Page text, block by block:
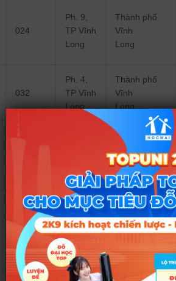
024
Ph. 9,
TP Vĩnh
Long
Thành phố
Vĩnh
Long
032
Ph. 4,
TP Vĩnh
Long
Thành phố
Vĩnh
Long
Thành phố
Vĩnh
Long
043
Phường
8,
Thành
phố
Vĩnh
Long
Thành phố
Long